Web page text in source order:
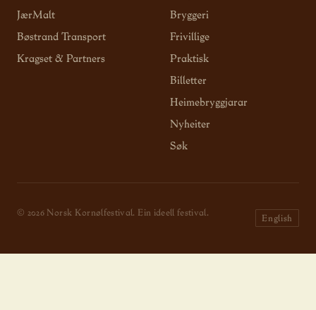
JærMalt
Bøstrand Transport
Kragset & Partners
Bryggeri
Frivillige
Praktisk
Billetter
Heimebryggjarar
Nyheiter
Søk
© 2026 Norsk Kornølfestival. Ein ideell festival.
English